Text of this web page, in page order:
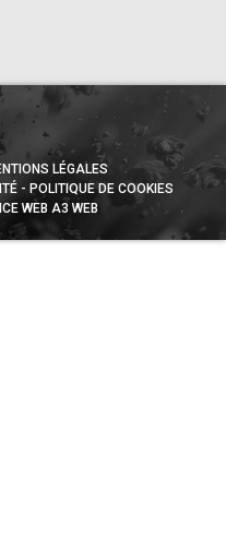
LÉGALES
POLITIQUE DE COOKIES
WEB A3 WEB